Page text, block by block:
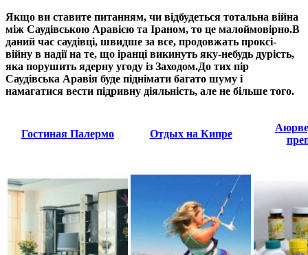
Якщо ви ставите питанням, чи відбудеться тотальна війна
між Саудівською Аравією та Іраном, то це малоймовірно.В
даний час саудівці, швидше за все, продовжать проксі-
війну в надії на те, що іранці викинуть яку-небудь дурість,
яка порушить ядерну угоду із Заходом.До тих пір
Саудівська Аравія буде піднімати багато шуму і
намагатися вести підривну діяльність, але не більше того.
Гостиная Палермо Отдых на Кипре